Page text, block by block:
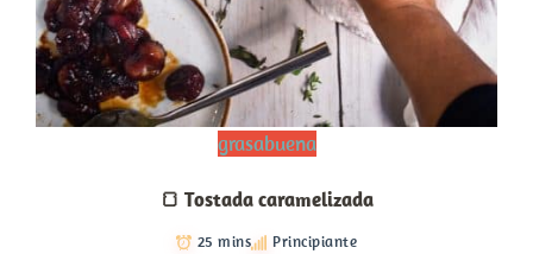
grasabuena
🍞 Tostada caramelizada
25 mins Principiante